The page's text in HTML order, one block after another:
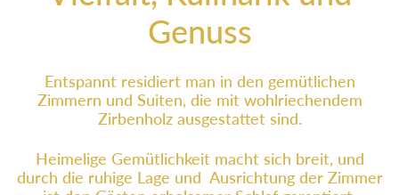
Genuss
Entspannt residiert man in den gemütlichen
Zimmern und Suiten, die mit wohlriechendem
Zirbenholz ausgestattet sind.
Heimelige Gemütlichkeit macht sich breit, und
durch die ruhige Lage und Ausrichtung der Zimmer